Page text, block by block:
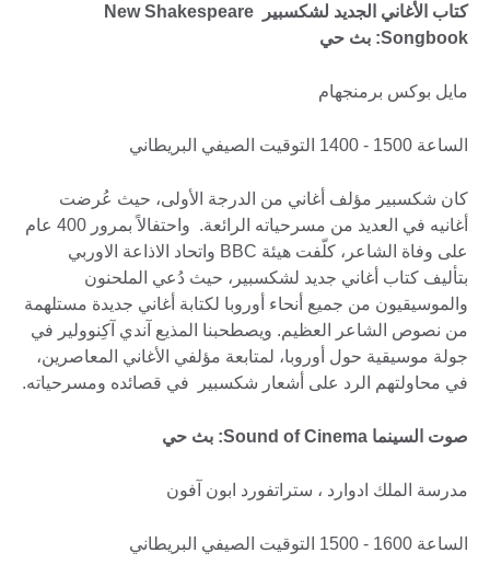
كتاب الأغاني الجديد لشكسبير New Shakespeare
Songbook: بث حي
مايل بوكس برمنجهام
الساعة 1500 - 1400 التوقيت الصيفي البريطاني
كان شكسبير مؤلف أغاني من الدرجة الأولى، حيث عُرضت
أغانيه في العديد من مسرحياته الرائعة. واحتفالاً بمرور 400 عام
على وفاة الشاعر، كلّفت هيئة BBC واتحاد الاذاعة الاوربي
بتأليف كتاب أغاني جديد لشكسبير، حيث دُعي الملحنون
والموسيقيون من جميع أنحاء أوروبا لكتابة أغاني جديدة مستلهمة
من نصوص الشاعر العظيم. ويصطحبنا المذيع آندي آكِنوولير في
جولة موسيقية حول أوروبا، لمتابعة مؤلفي الأغاني المعاصرين،
في محاولتهم الرد على أشعار شكسبير في قصائده ومسرحياته.
صوت السينما Sound of Cinema: بث حي
مدرسة الملك ادوارد ، ستراتفورد ابون آفون
الساعة 1600 - 1500 التوقيت الصيفي البريطاني